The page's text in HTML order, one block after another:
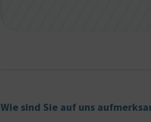
Wie sind Sie auf uns